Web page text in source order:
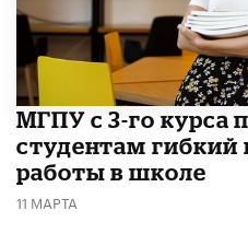
МГПУ с 3-го курса
студентам гибкий
работы в школе
11 МАРТА